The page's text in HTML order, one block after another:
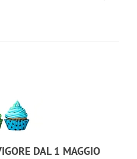
DAL 1 MAGGIO